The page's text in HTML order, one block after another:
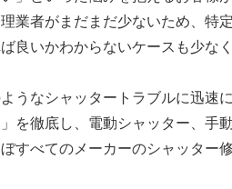
業者がまだまだ少ないため、特
良いかわからないケースも少なく
うなシャッタートラブルに迅速
を徹底し、電動シャッター、手
すべてのメーカーのシャッター